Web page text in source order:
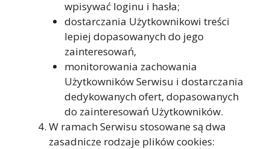
wpisywać loginu i hasła;
dostarczania Użytkownikowi treści
lepiej dopasowanych do jego
zainteresowań,
monitorowania zachowania
Użytkowników Serwisu i dostarczania
dedykowanych ofert, dopasowanych
do zainteresowań Użytkowników.
W ramach Serwisu stosowane są dwa
zasadnicze rodzaje plików cookies: